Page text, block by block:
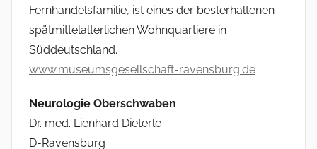
Fernhandelsfamilie, ist eines der besterhaltenen
spätmittelalterlichen Wohnquartiere in
Süddeutschland.
www.museumsgesellschaft-ravensburg.de
Neurologie Oberschwaben
Dr. med. Lienhard Dieterle
D-Ravensburg